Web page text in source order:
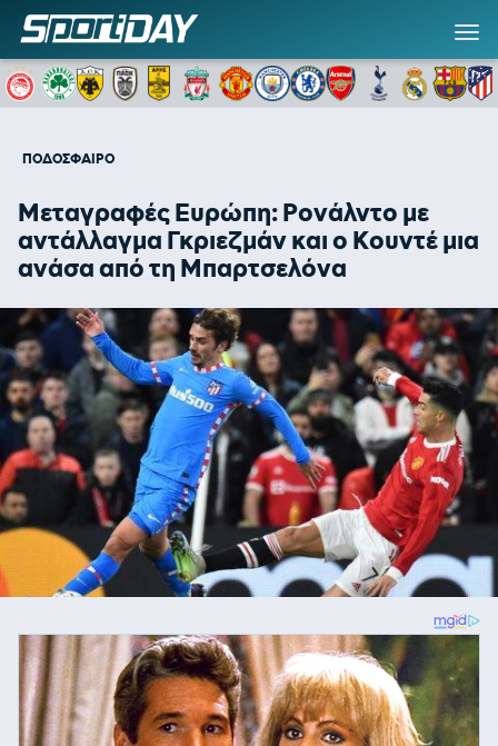
ΠΟΔΟΣΦΑΙΡΟ
Μεταγραφές Ευρώπη: Ρονάλντο με
αντάλλαγμα Γκριεζμάν και ο Κουντέ μια
ανάσα από τη Μπαρτσελόνα